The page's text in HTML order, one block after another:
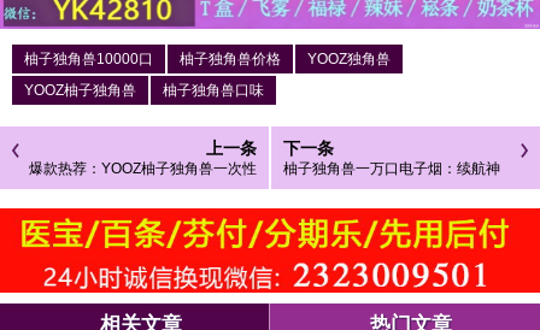
柚子独角兽10000口 柚子独角兽价格
YOOZ独角兽
YOOZ柚子独角兽
柚子独角兽口味
上一条
爆款热荐：YOOZ柚子独角兽一次性
下一条
柚子独角兽一万口电子烟：续航神
相关文章 热门文章